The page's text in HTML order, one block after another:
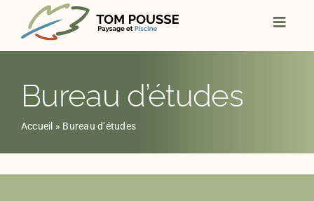
content
Bureau d’études
Accueil » Bureau d’études